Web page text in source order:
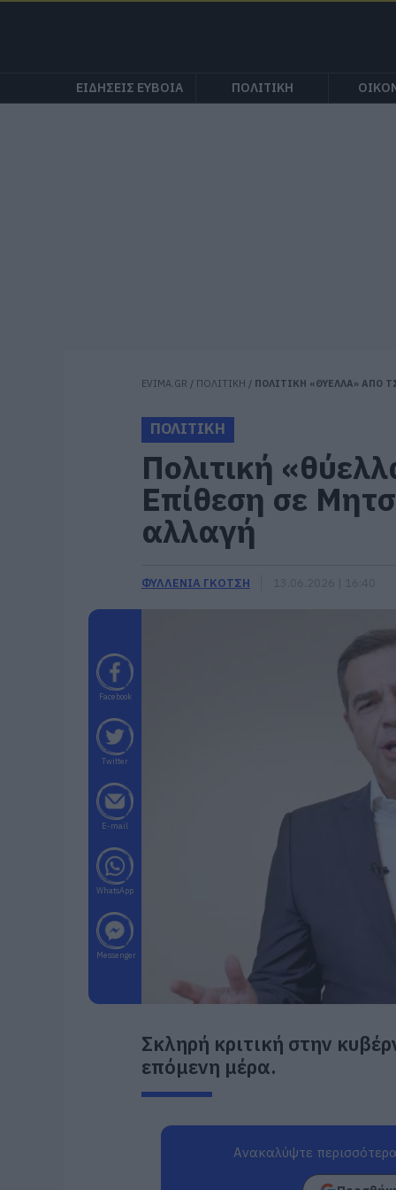
ΕΙΔΗΣΕΙΣ ΕΥΒΟΙΑ ΠΟΛΙΤΙΚΗ
EVIMA.GR / ΠΟΛΙΤΙΚΗ / ΠΟΛΙΤΙΚΗ «ΘΥΕΛΛΑ» ΑΠΟ
ΠΟΛΙΤΙΚΗ
Πολιτική
Επίθεση σε
αλλαγή
ΦΥΛΛΕΝΙΑ ΓΚΟΤΣΗ
Facebook
Twitter
E-mail
WhatsApp
Messenger
Σκληρή κριτική στην
επόμενη μέρα.
Ανακαλύψτε